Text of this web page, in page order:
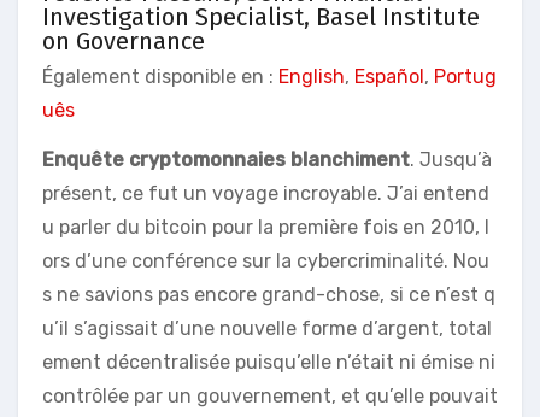
Investigation Specialist, Basel Institute
on Governance
Également disponible en : English, Español , Portug
uês
Enquête cryptomonnaies blanchiment. Jusqu’à
présent, ce fut un voyage incroyable. J’ai entend
u parler du bitcoin pour la première fois en 2010, l
ors d’une conférence sur la cybercriminalité. Nou
s ne savions pas encore grand-chose, si ce n’est q
u’il s’agissait d’une nouvelle forme d’argent, total
ement décentralisée puisqu’elle n’était ni émise ni
contrôlée par un gouvernement, et qu’elle pouvait